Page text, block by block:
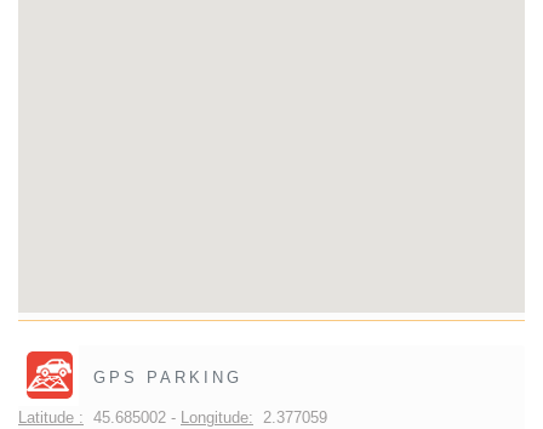
GPS PARKING
Latitude : 45.685002 - Longitude: 2.377059